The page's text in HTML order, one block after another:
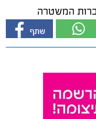
המשטרה